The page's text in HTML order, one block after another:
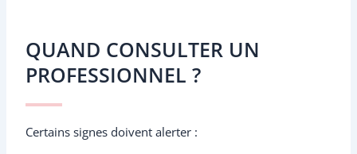
QUAND CONSULTER UN
PROFESSIONNEL ?
Certains signes doivent alerter :